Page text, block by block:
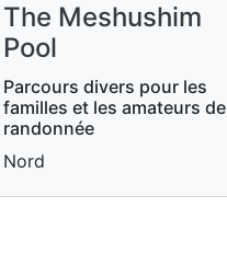
The Meshushim
Pool
Parcours divers pour les
familles et les amateurs de
randonnée
Nord